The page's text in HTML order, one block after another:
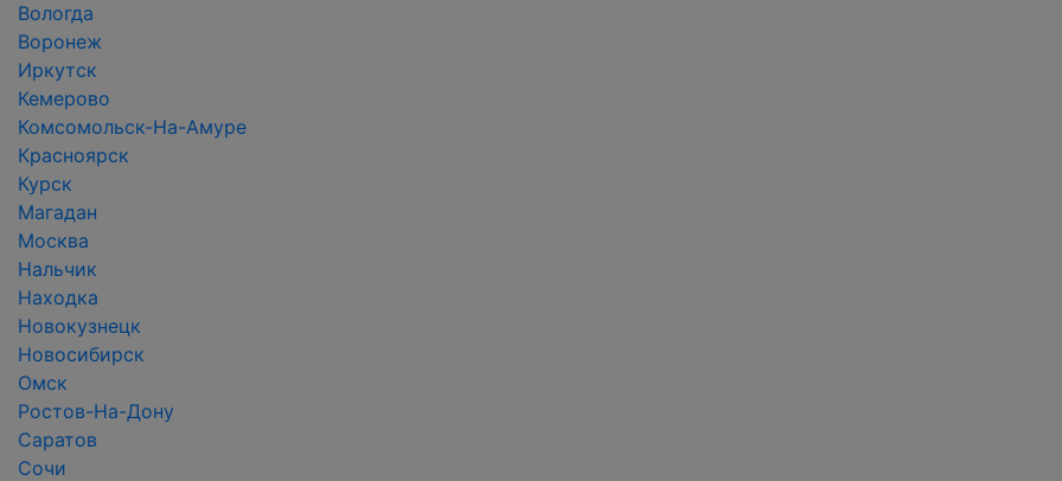
Вологда
Воронеж
Иркутск
Кемерово
Комсомольск-На-Амуре
Красноярск
Курск
Магадан
Москва
Нальчик
Находка
Новокузнецк
Новосибирск
Омск
Ростов-На-Дону
Саратов
Сочи